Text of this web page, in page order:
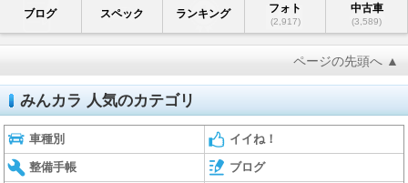
ブログ スペック ランキング フォト
(2,917)
中古車
(3,589)
ページの先頭へ ▲
みんカラ 人気のカテゴリ
車種別 イイね！
整備手帳 ブログ